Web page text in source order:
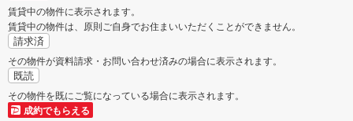
賃貸中の物件に表示されます。
賃貸中の物件は、原則ご自身でお住まいいただくことができません。
請求済
その物件が資料請求・お問い合わせ済みの場合に表示されます。
既読
その物件を既にご覧になっている場合に表示されます。
成約でもらえる